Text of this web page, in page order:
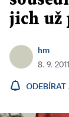
jich už
hm
8. 9.